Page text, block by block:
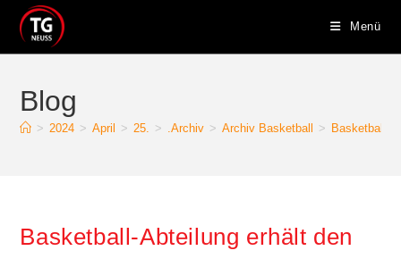
Inhalt
springen
Menü
Blog
> 2024 > April > 25. > .Archiv > Archiv Basketball > Basketball-
Basketball-Abteilung erhält den